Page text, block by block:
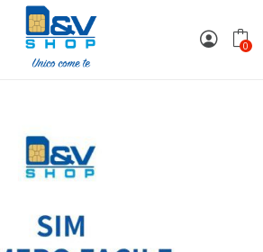
0
393121211X Da Attivare